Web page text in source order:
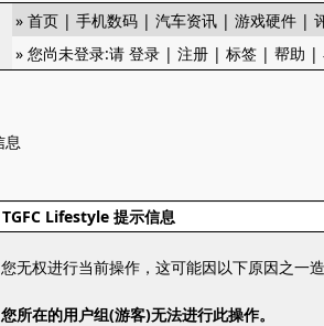
» 首页 | 手机数码 | 汽车资讯 | 游戏硬件 |
» 您尚未登录:请 登录 | 注册 | 标签 | 帮助 |
息
TGFC Lifestyle 提示信息
您无权进行当前操作，这可能因以下原因之一
您所在的用户组(游客)无法进行此操作。